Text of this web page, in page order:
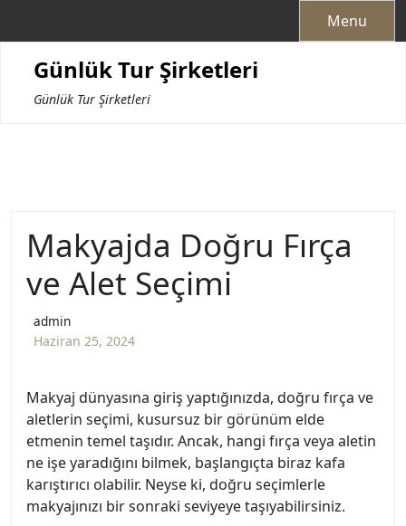
Menu
Günlük Tur Şirketleri
Günlük Tur Şirketleri
Makyajda Doğru Fırça
ve Alet Seçimi
admin
Haziran 25, 2024
Makyaj dünyasına giriş yaptığınızda, doğru fırça ve
aletlerin seçimi, kusursuz bir görünüm elde
etmenin temel taşıdır. Ancak, hangi fırça veya aletin
ne işe yaradığını bilmek, başlangıçta biraz kafa
karıştırıcı olabilir. Neyse ki, doğru seçimlerle
makyajınızı bir sonraki seviyeye taşıyabilirsiniz.